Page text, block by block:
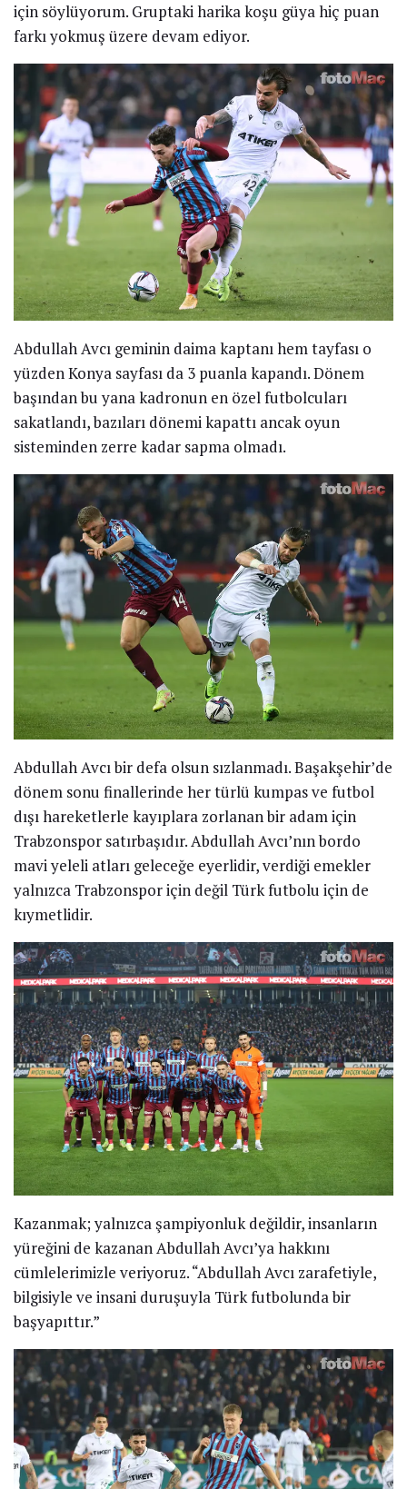
için söylüyorum. Gruptaki harika koşu güya hiç puan
farkı yokmuş üzere devam ediyor.
Abdullah Avcı geminin daima kaptanı hem tayfası o
yüzden Konya sayfası da 3 puanla kapandı. Dönem
başından bu yana kadronun en özel futbolcuları
sakatlandı, bazıları dönemi kapattı ancak oyun
sisteminden zerre kadar sapma olmadı.
Abdullah Avcı bir defa olsun sızlanmadı. Başakşehir’de
dönem sonu finallerinde her türlü kumpas ve futbol
dışı hareketlerle kayıplara zorlanan bir adam için
Trabzonspor satırbaşıdır. Abdullah Avcı’nın bordo
mavi yeleli atları geleceğe eyerlidir, verdiği emekler
yalnızca Trabzonspor için değil Türk futbolu için de
kıymetlidir.
Kazanmak; yalnızca şampiyonluk değildir, insanların
yüreğini de kazanan Abdullah Avcı’ya hakkını
cümlelerimizle veriyoruz. “Abdullah Avcı zarafetiyle,
bilgisiyle ve insani duruşuyla Türk futbolunda bir
başyapıttır.”